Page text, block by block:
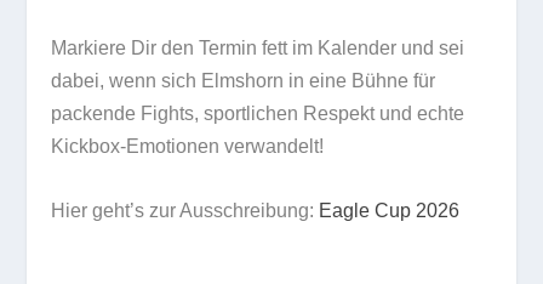
Markiere Dir den Termin fett im Kalender und sei
dabei, wenn sich Elmshorn in eine Bühne für
packende Fights, sportlichen Respekt und echte
Kickbox-Emotionen verwandelt!
Hier geht’s zur Ausschreibung: Eagle Cup 2026